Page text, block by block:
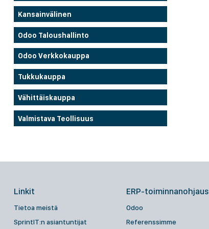
Kansainvälinen
Odoo Taloushallinto
Odoo Verkkokauppa
Tukkukauppa
Vähittäiskauppa
Valmistava Teollisuus
Linkit
Tietoa meistä
SprintIT:n asiantuntijat
ERP-toiminnanohjaus
Odoo
Referenssimme